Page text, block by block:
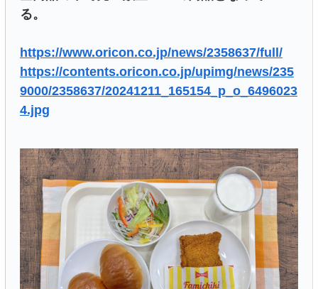
る。
https://www.oricon.co.jp/news/2358637/full/
https://contents.oricon.co.jp/upimg/news/235
9000/2358637/20241211_165154_p_o_6496023
4.jpg